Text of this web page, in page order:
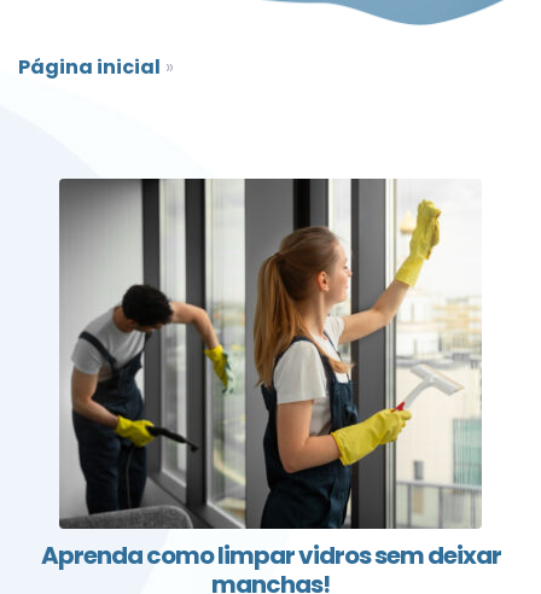
Página inicial »
Aprenda como limpar vidros sem deixar
manchas!